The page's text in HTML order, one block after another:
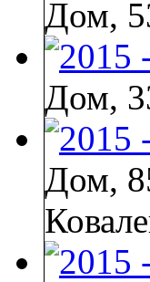
Дом,
Дом,
Дом,